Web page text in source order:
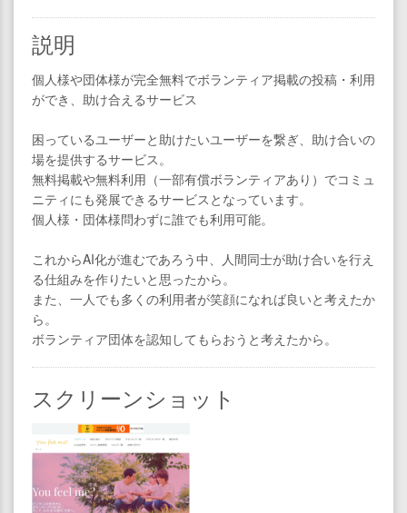
説明
個人様や団体様が完全無料でボランティア掲載の投稿・利用
ができ、助け合えるサービス
困っているユーザーと助けたいユーザーを繋ぎ、助け合いの
場を提供するサービス。
無料掲載や無料利用（一部有償ボランティアあり）でコミュ
ニティにも発展できるサービスとなっています。
個人様・団体様問わずに誰でも利用可能。
これからAI化が進むであろう中、人間同士が助け合いを行え
る仕組みを作りたいと思ったから。
また、一人でも多くの利用者が笑顔になれば良いと考えたか
ら。
ボランティア団体を認知してもらおうと考えたから。
スクリーンショット